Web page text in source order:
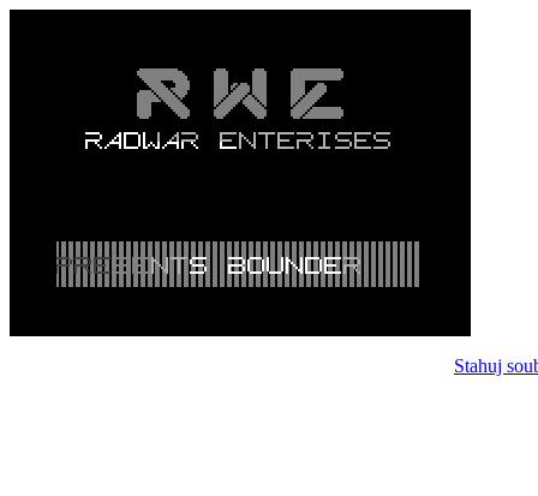
Stahuj